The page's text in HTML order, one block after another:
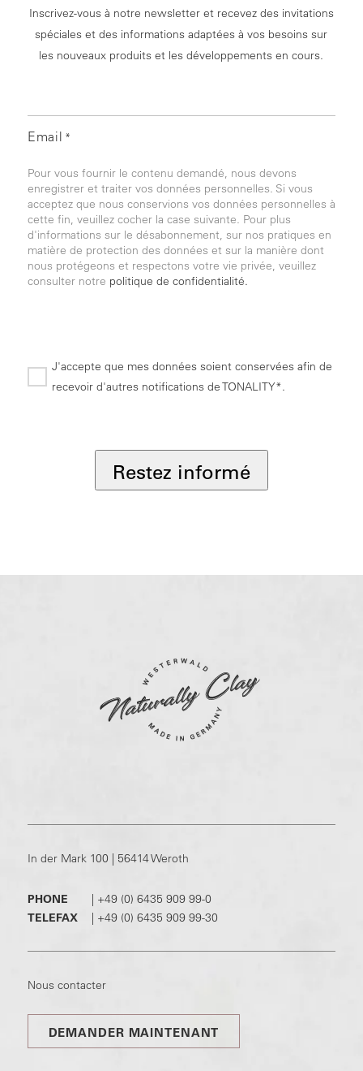
Inscrivez-vous à notre newsletter et recevez des invitations
spéciales et des informations adaptées à vos besoins sur
les nouveaux produits et les développements en cours.
Email *
Pour vous fournir le contenu demandé, nous devons
enregistrer et traiter vos données personnelles. Si vous
acceptez que nous conservions vos données personnelles à
cette fin, veuillez cocher la case suivante. Pour plus
d'informations sur le désabonnement, sur nos pratiques en
matière de protection des données et sur la manière dont
nous protégeons et respectons votre vie privée, veuillez
consulter notre politique de confidentialité.
J'accepte que mes données soient conservées afin de
recevoir d'autres notifications de TONALITY*.
Restez informé
In der Mark 100 | 56414 Weroth
PHONE | +49 (0) 6435 909 99-0
TELEFAX
| +49 (0) 6435 909 99-30
Nous contacter
DEMANDER MAINTENANT